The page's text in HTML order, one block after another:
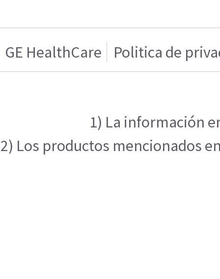
GE HealthCare Politica de
1) La información
2) Los productos mencionados